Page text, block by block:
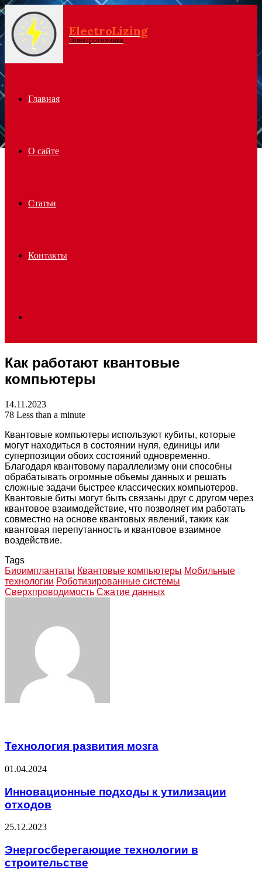
Menu ElectroLizing
Электротехника
Главная
О сайте
Статьи
Контакты
for
Как работают квантовые
компьютеры
14.11.2023
78 Less than a minute
Квантовые компьютеры используют кубиты, которые
могут находиться в состоянии нуля, единицы или
суперпозиции обоих состояний одновременно.
Благодаря квантовому параллелизму они способны
обрабатывать огромные объемы данных и решать
сложные задачи быстрее классических компьютеров.
Квантовые биты могут быть связаны друг с другом через
квантовое взаимодействие, что позволяет им работать
совместно на основе квантовых явлений, таких как
квантовая перепутанность и квантовое взаимное
воздействие.
Tags
Биоимплантаты Квантовые компьютеры Мобильные
технологии Роботизированные системы
Сверхпроводимость Сжатие данных
Технология развития мозга
01.04.2024
Инновационные подходы к утилизации
отходов
25.12.2023
Энергосберегающие технологии в
строительстве